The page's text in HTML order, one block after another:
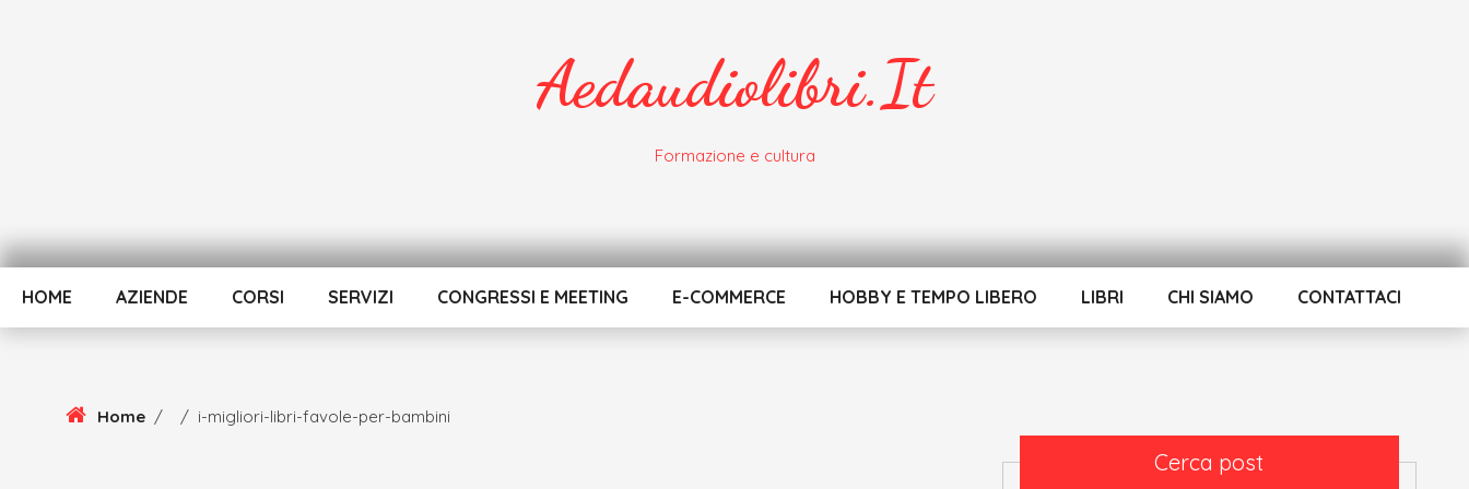
Aedaudiolibri.it
Formazione e cultura
HOME AZIENDE CORSI SERVIZI CONGRESSI E MEETING E-COMMERCE HOBBY E TEMPO LIBERO LIBRI CHI SIAMO CONTATTACI
Home / / i-migliori-libri-favole-per-bambini
Cerca post